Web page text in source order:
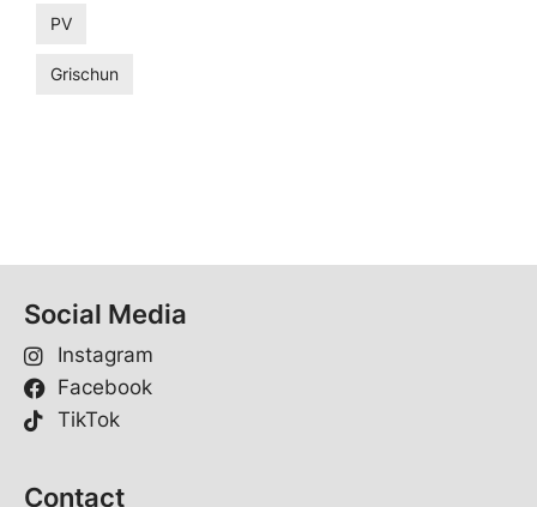
PV
Grischun
Social Media
Instagram
Facebook
TikTok
Contact